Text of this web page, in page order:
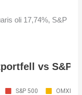
oli 17,74%, S&P